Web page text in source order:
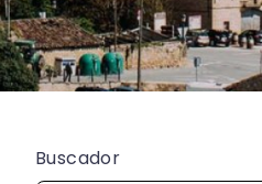
Buscador